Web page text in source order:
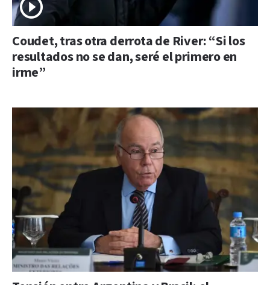
Coudet, tras otra derrota de River: “Si los
resultados no se dan, seré el primero en
irme”